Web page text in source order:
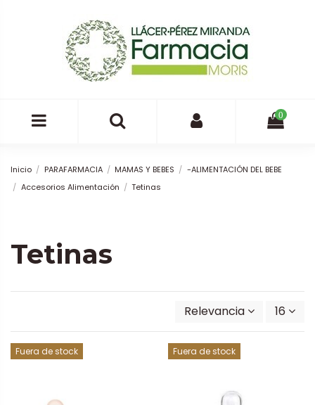
0
Inicio PARAFARMACIA MAMAS Y BEBES
-ALIMENTACIÓN DEL BEBE
Accesorios Alimentación
Tetinas
Tetinas
Relevancia 16
Fuera de stock Fuera de stock